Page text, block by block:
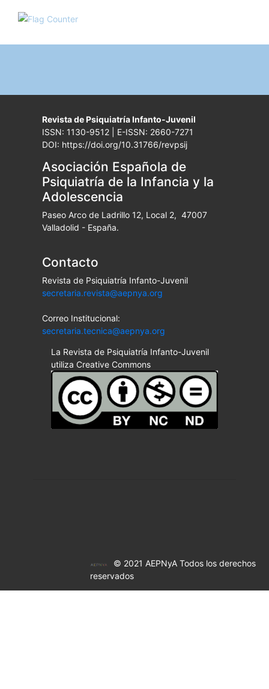
Revista de Psiquiatría Infanto-Juvenil
ISSN: 1130-9512 | E-ISSN: 2660-7271
DOI: https://doi.org/10.31766/revpsij
Asociación Española de
Psiquiatría de la Infancia y la
Adolescencia
Paseo Arco de Ladrillo 12, Local 2, 47007
Valladolid - España.
Contacto
Revista de Psiquiatría Infanto-Juvenil
secretaria.revista@aepnya.org
Correo Institucional:
secretaria.tecnica@aepnya.org
La Revista de Psiquiatría Infanto-Juvenil
utiliza Creative Commons
© 2021 AEPNyA Todos los derechos
reservados